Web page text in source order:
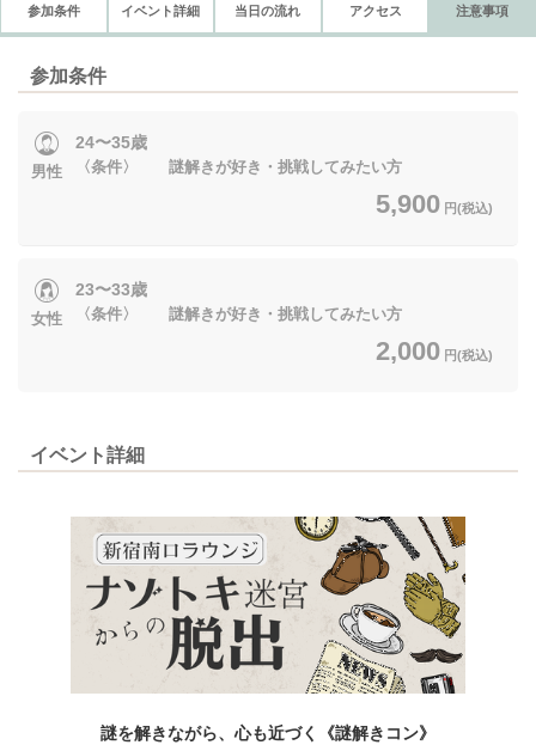
参加条件 イベント詳細 当日の流れ アクセス 注意事項
参加条件
男性
24〜35歳
〈条件〉 謎解きが好き・挑戦してみたい方
5,900 円(税込)
女性
23〜33歳
〈条件〉 謎解きが好き・挑戦してみたい方
2,000 円(税込)
イベント詳細
謎を解きながら、心も近づく《謎解きコン》